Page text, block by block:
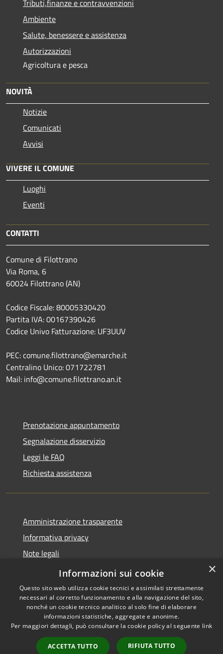
Tributi,finanze e contravvenzioni
Ambiente
Salute, benessere e assistenza
Autorizzazioni
Agricoltura e pesca
NOVITÀ
Notizie
Comunicati
Avvisi
VIVERE IL COMUNE
Luoghi
Eventi
CONTATTI
Comune di Filottrano
Via Roma, 6
60024 Filottrano (AN)
Codice Fiscale: 80005330420
Partita IVA: 00167390426
Codice Univo Fatturazione: UF3UUV
PEC: comune.filottrano@emarche.it
Centralino Unico: 071722781
Mail: info@comune.filottrano.an.it
Prenotazione appuntamento
Segnalazione disservizio
Leggi le FAQ
Richiesta assistenza
Amministrazione trasparente
Informativa privacy
Note legali
Dichiarazione di accessibilità
Accessibilità
Copyright © 2026 • Comune di
Filottrano • Powered by
Municipium•
Accesso
×
Informazioni sui cookie
Questo sito web utilizza cookie tecnici e assimilati strettamente
necessari al corretto funzionamento e alla navigazione del sito,
nonché un cookie tecnico analitico al solo fine di elaborare
informazioni statistiche, aggregate e anonime.
Per maggiori dettagli, può consultare la cookie policy al seguente link
ACCETTA TUTTO RIFIUTA TUTTO